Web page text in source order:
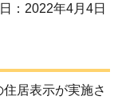
：2022年4月4日
居表示が実施さ